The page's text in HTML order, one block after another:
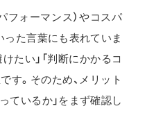
フォーマンス）やコスパ
った言葉にも表れていま
たい」「判断にかかるコ
す。そのため、メリット
ているか」をまず確認し